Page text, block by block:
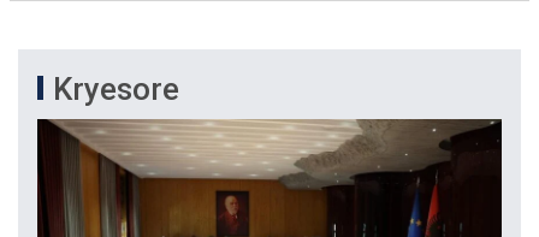
Kryesore